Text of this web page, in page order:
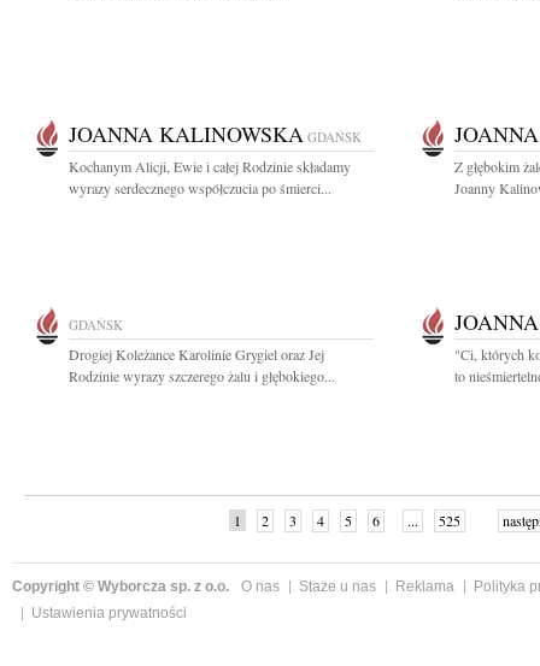
JOANNA KALINOWSKA GDAŃSK
Kochanym Alicji, Ewie i całej Rodzinie składamy
wyrazy serdecznego współczucia po śmierci...
Z głębokim
Joanny
GDAŃSK
Drogiej Koleżance Karolinie Grygiel oraz Jej
Rodzinie wyrazy szczerego żalu i głębokiego...
"Ci, których
to
1 2 3 4 5 6 ... 525
Copyright © Wyborcza sp. z o.o. O nas Staże u nas Reklama
Polityka
Ustawienia prywatności